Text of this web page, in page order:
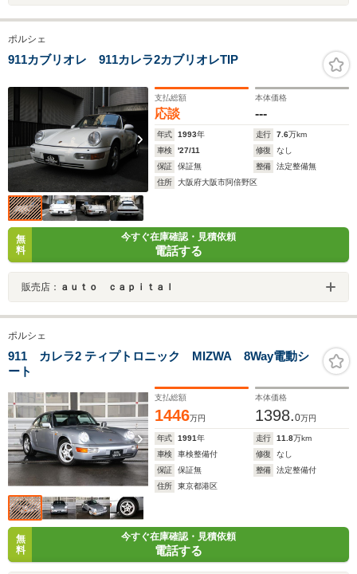
ポルシェ
911カブリオレ 911カレラ2カブリオレTIP
支払総額
応談
本体価格
---
年式 1993年 走行 7.6万km
車検
'27/11 修復
なし
保証
保証無 整備
法定整備無
住所
大阪府大阪市阿倍野区
無
料
今すぐ在庫確認・見積依頼
電話する
販売店： ａｕｔｏ ｃａｐｉｔａｌ
ポルシェ
911 カレラ2 ティプトロニック MIZWA 8Way電動シ
ート
支払総額
1446万円
本体価格
1398.0万円
年式 1991年 走行 11.8万km
車検
車検整備付 修復
なし
保証
保証無 整備
法定整備付
住所
東京都港区
無
料
今すぐ在庫確認・見積依頼
電話する